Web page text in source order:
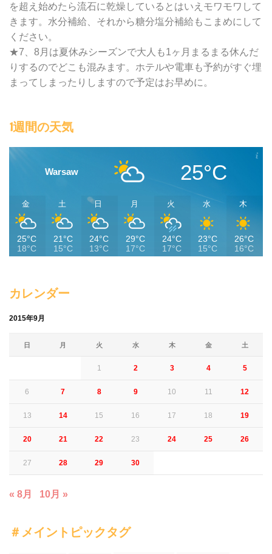
を超え始めたら流石に乾燥しているとはいえモワモワして
きます。水分補給、それから糖分塩分補給もこまめにして
ください。
★7、8月は夏休みシーズンで大人も1ヶ月まるまる休んだ
りするのでどこも混みます。ホテルや電車も予約がすぐ埋
まってしまったりしますので予定はお早めに。
1週間の天気
Warsaw 25°C
金
25°C
18°C
土
21°C
15°C
日
24°C
13°C
月
29°C
17°C
火
24°C
17°C
水
23°C
15°C
木
26°C
16°C
カレンダー
2015年9月
日 月 火 水 木 金 土
1 2 3 4 5
6 7 8 9 10 11 12
13 14 15 16 17 18 19
20 21 22 23 24 25 26
27 28 29 30
« 8月 10月 »
＃メイントピックタグ